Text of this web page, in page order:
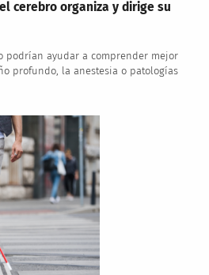
cerebro organiza y dirige su
podrían ayudar a comprender mejor
profundo, la anestesia o patologías